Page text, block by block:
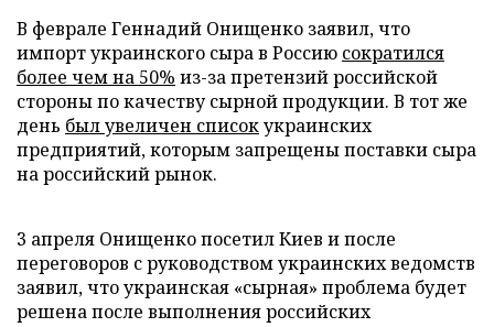
В феврале Геннадий Онищенко заявил, что
импорт украинского сыра в Россию сократился
более чем на 50% из-за претензий российской
стороны по качеству сырной продукции. В тот же
день был увеличен списокукраинских
предприятий, которым запрещены поставки сыра
на российский рынок.
3 апреля Онищенко посетил Киев и после
переговоров с руководством украинских ведомств
заявил, что украинская «сырная» проблема будет
решена после выполнения российских